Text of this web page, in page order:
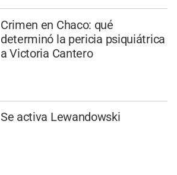
Crimen en Chaco: qué
determinó la pericia psiquiátrica
a Victoria Cantero
Se activa Lewandowski